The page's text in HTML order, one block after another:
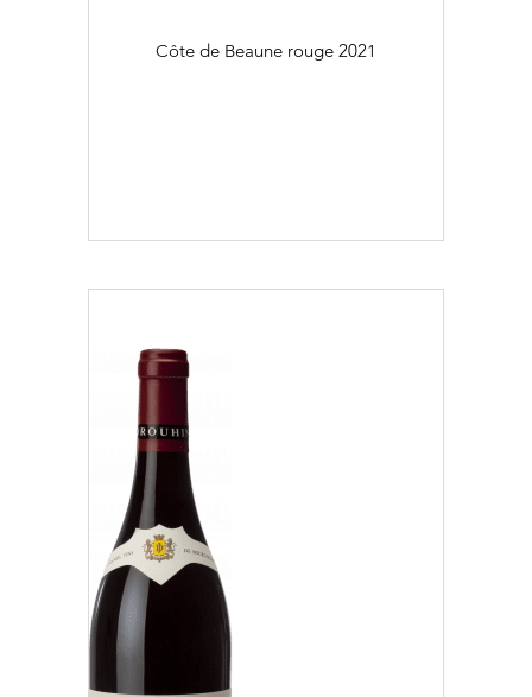
Côte de Beaune rouge 2021